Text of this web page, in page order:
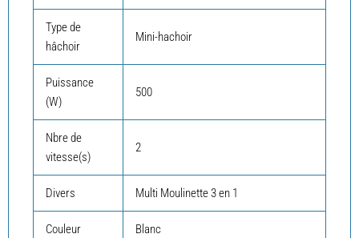
Type de
hâchoir
Mini-hachoir
Puissance
(W)
500
Nbre de
vitesse(s)
2
Divers Multi Moulinette 3 en 1
Couleur Blanc